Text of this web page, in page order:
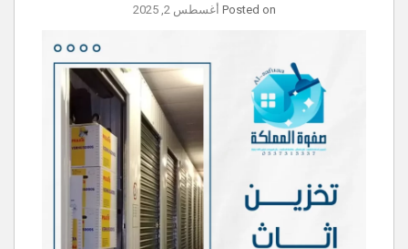
Posted on أغسطس 2, 2025